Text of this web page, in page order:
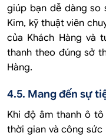
giúp bạn dễ dàng so
Kim, kỹ thuật viên
của Khách Hàng và
thanh theo đúng sở
Hàng.
4.5. Mang đến sự
Khi độ âm thanh ô
thời gian và công